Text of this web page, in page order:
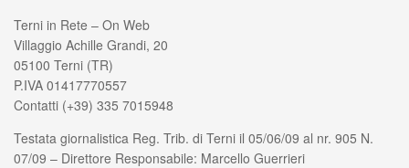
Terni in Rete – On Web
Villaggio Achille Grandi, 20
05100 Terni (TR)
P.IVA 01417770557
Contatti (+39) 335 7015948
Testata giornalistica Reg. Trib. di Terni il 05/06/09 al nr. 905 N.
07/09 – Direttore Responsabile: Marcello Guerrieri